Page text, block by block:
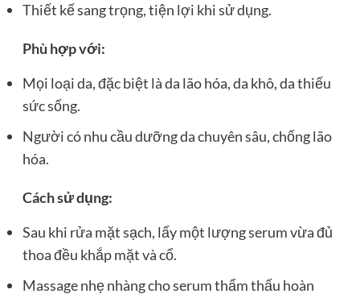
Thiết kế sang trọng, tiện lợi khi sử dụng.
Phù hợp với:
Mọi loại da, đặc biệt là da lão hóa, da khô, da thiếu
sức sống.
Người có nhu cầu dưỡng da chuyên sâu, chống lão
hóa.
Cách sử dụng:
Sau khi rửa mặt sạch, lấy một lượng serum vừa đủ
thoa đều khắp mặt và cổ.
Massage nhẹ nhàng cho serum thẩm thấu hoàn